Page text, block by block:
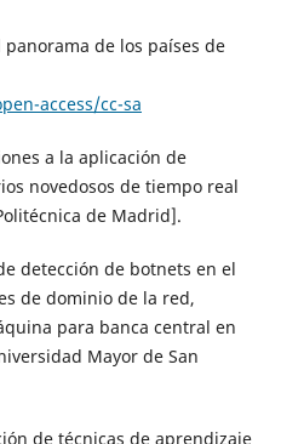
panorama de los países de
access/cc-sa
a la aplicación de
novedosos de tiempo real
de Madrid].
detección de botnets en el
de dominio de la red,
para banca central en
Mayor de San
de técnicas de aprendizaje